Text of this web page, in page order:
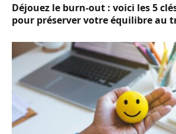
Déjouez le burn-out : voici les 5
pour préserver votre équilibre au